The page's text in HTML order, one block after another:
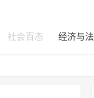
社会百态 经济与法